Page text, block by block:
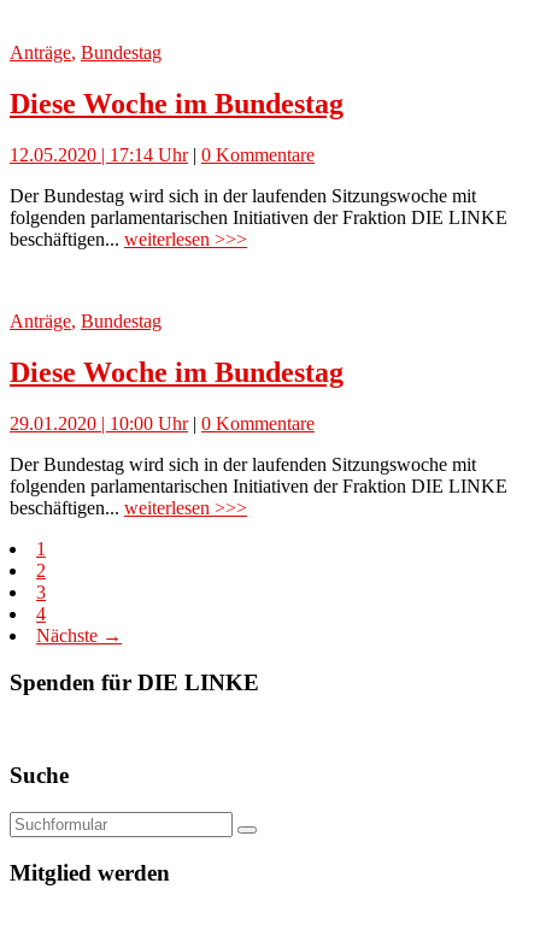
Anträge, Bundestag
Diese Woche im Bundestag
12.05.2020 | 17:14 Uhr| 0 Kommentare
Der Bundestag wird sich in der laufenden Sitzungswoche mit
folgenden parlamentarischen Initiativen der Fraktion DIE LINKE
beschäftigen... weiterlesen >>>
Anträge, Bundestag
Diese Woche im Bundestag
29.01.2020 | 10:00 Uhr| 0 Kommentare
Der Bundestag wird sich in der laufenden Sitzungswoche mit
folgenden parlamentarischen Initiativen der Fraktion DIE LINKE
beschäftigen... weiterlesen >>>
1
2
3
4
Nächste →
Spenden für DIE LINKE
Suche
Mitglied werden